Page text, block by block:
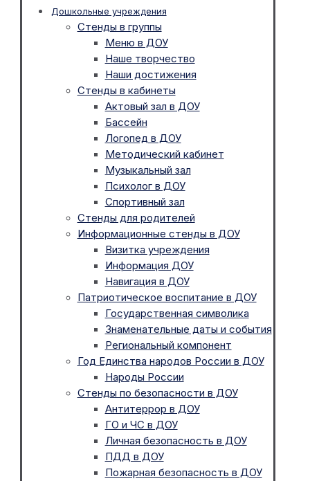
Дошкольные учреждения
Стенды в группы
Меню в ДОУ
Наше творчество
Наши достижения
Стенды в кабинеты
Актовый зал в ДОУ
Бассейн
Логопед в ДОУ
Методический кабинет
Музыкальный зал
Психолог в ДОУ
Спортивный зал
Стенды для родителей
Информационные стенды в ДОУ
Визитка учреждения
Информация ДОУ
Навигация в ДОУ
Патриотическое воспитание в ДОУ
Государственная символика
Знаменательные даты и события
Региональный компонент
Год Единства народов России в ДОУ
Народы России
Стенды по безопасности в ДОУ
Антитеррор в ДОУ
ГО и ЧС в ДОУ
Личная безопасность в ДОУ
ПДД в ДОУ
Пожарная безопасность в ДОУ